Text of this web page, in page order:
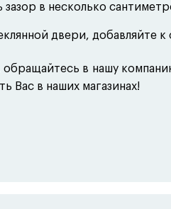
в несколько
двери, добавляйте
обращайтесь в нашу
Вас в наших магазинах!